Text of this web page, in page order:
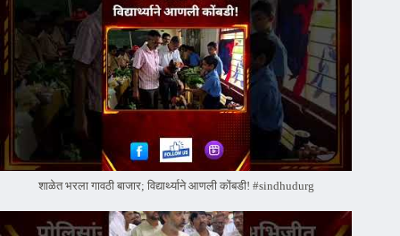
शाळेत भरला गावठी बाजार; विद्यार्थ्याने आणली कोंबडी! #sindhudurg